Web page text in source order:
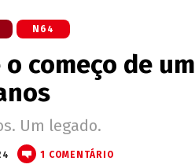
N64
começo de um
Um legado.
1 COMENTÁRIO